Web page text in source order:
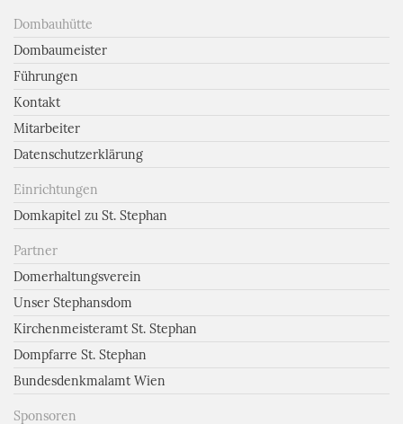
Dombauhütte
Dombaumeister
Führungen
Kontakt
Mitarbeiter
Datenschutzerklärung
Einrichtungen
Domkapitel zu St. Stephan
Partner
Domerhaltungsverein
Unser Stephansdom
Kirchenmeisteramt St. Stephan
Dompfarre St. Stephan
Bundesdenkmalamt Wien
Sponsoren